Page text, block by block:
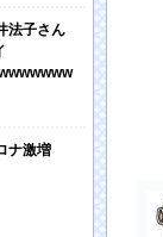
法子さん
ナ激増